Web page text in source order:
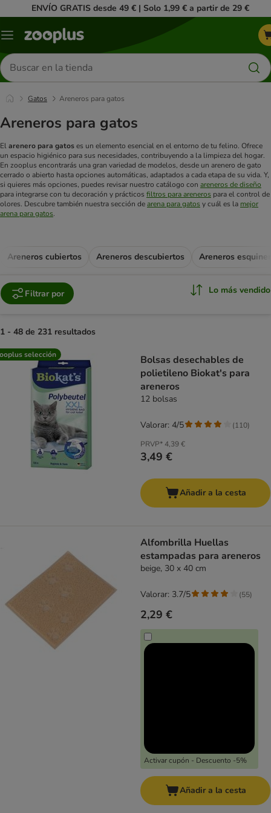
ENVÍO GRATIS desde 49 € | Solo 1,99 € a partir de 29 €
Menú
Buscar
productos
Gatos Areneros para gatos
Areneros para gatos
Elarenero para gatoses un elemento esencial en el entorno de tu felino. Ofrece
un espacio higiénico para sus necesidades, contribuyendo a la limpieza del hogar.
En zooplus encontrarás una gran variedad de modelos, desde un arenero de gato
cerrado o abierto hasta opciones automáticas, adaptados a cada etapa de su vida. Y,
si quieres más opciones, puedes revisar nuestro catálogo con areneros de diseño
para integrarse con tu decoración y prácticos filtros para areneros para el control de
olores. Descubre también nuestra sección dearena para gatos y cuál es la mejor
arena para gatos.
Areneros cubiertos Areneros descubiertos Areneros
Filtrar por Lo más vendido
1 - 48 de 231 resultados
product items have been changed
selección
Bolsas desechables de
polietileno Biokat's para
areneros
12 bolsas
PRVP*4,39 €
3,49 €
Valorar: 4/5 (110)
Añadir a la cesta
Alfombrilla Huellas
estampadas para areneros
beige, 30 x 40 cm
2,29 €
Activar cupón - Descuento -5%
Valorar: 3.7/5 (55)
Añadir a la cesta